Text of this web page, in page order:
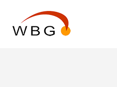
überspringen
primären
Navigation